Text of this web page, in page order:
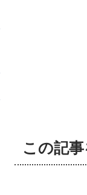
この記